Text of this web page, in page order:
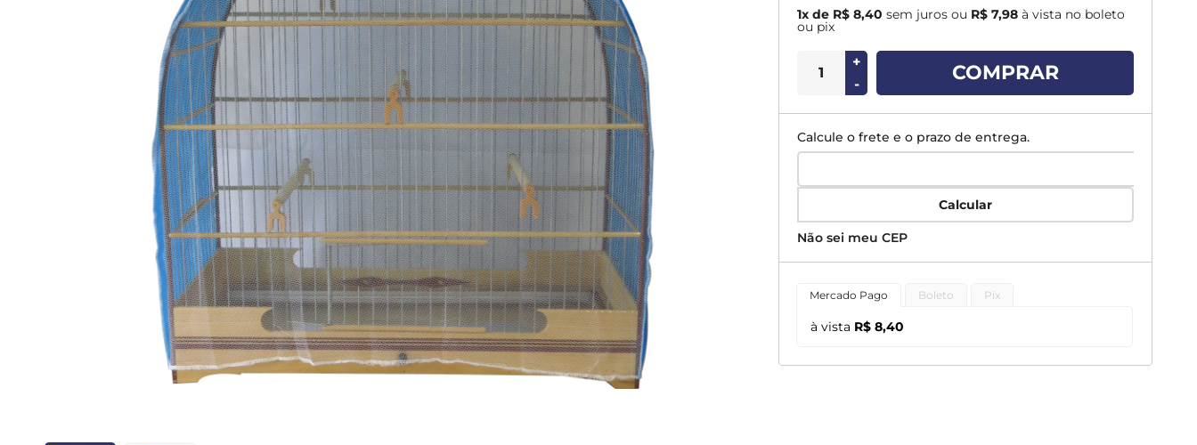
Capas
Equipamentos
Gaiolas
Medicamentos
Minerais
Ninhos
Porta Vitaminas
Poleiros
Arame inox
Pragas Domésticas
Placas Identificação 1x de R$ 8,40 sem juros ou R$ 7,98 à vista no boleto
ou pix
+
-
COMPRAR
Calcule o frete e o prazo de entrega.
Calcular
Não sei meu CEP
Mercado Pago Boleto Pix
à vista R$ 8,40